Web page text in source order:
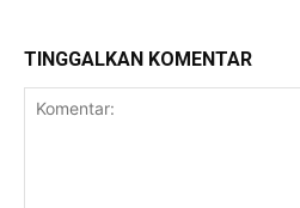
TINGGALKAN KOMENTAR